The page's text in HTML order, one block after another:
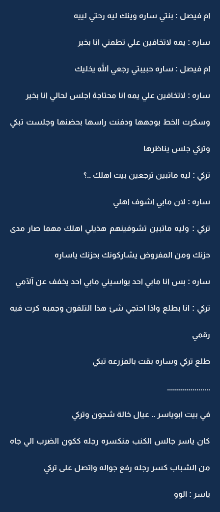
ام فيصل : بنتي ساره وينك ليه رحتي لييه
ساره : يمه لاتخافين علي تطمني انا بخير
ام فيصل : ساره حبيبتي رجعي الله يخليك
ساره : لاتخافين علي يمه انا محتاجة اجلس لحالي انا بخير
وسكرت الخط بوجهها ودفنت راسها بحضنها وجلست تبكي
وتركي جلس يناظرها
تركي : ليه ماتبين ترجعين بيت اهلك ..؟
ساره : لان مابي اشوف اهلي
تركي : وليه ماتبين تشوفينهم هذيلي اهلك مهما صار مدى
حزنك ومن المفروض يشاركونك بحزنك ياساره
ساره : بس انا مابي احد يواسيني مابي احد يخفف عن آلآمي
تركي : انا بطلع واذا احتجي شئ هذا التلفون وجمبه كرت فيه
رقمي
طلع تركي وساره بقت بالمزرعه تبكي
......................
في بيت ابوياسر .. عيال خالة شجون وتركي
كان ياسر جالس الكنب منكسره رجله ككون الضرب الي جاه
من الشباب كسر رجله رفع جواله واتصل على تركي
ياسر : الوو